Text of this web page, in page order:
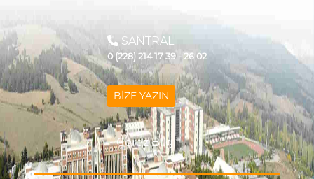
SANTRAL
0 (228) 214 17 39 - 26 02
BİZE YAZIN
Çerez Bilgi